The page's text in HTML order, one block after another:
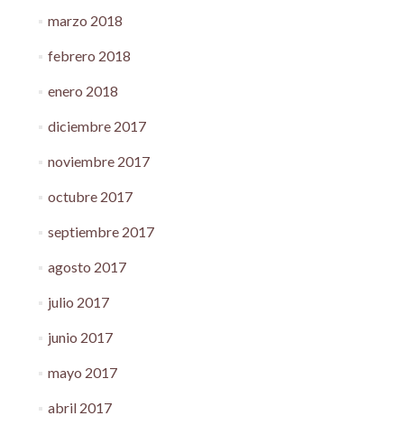
marzo 2018
febrero 2018
enero 2018
diciembre 2017
noviembre 2017
octubre 2017
septiembre 2017
agosto 2017
julio 2017
junio 2017
mayo 2017
abril 2017